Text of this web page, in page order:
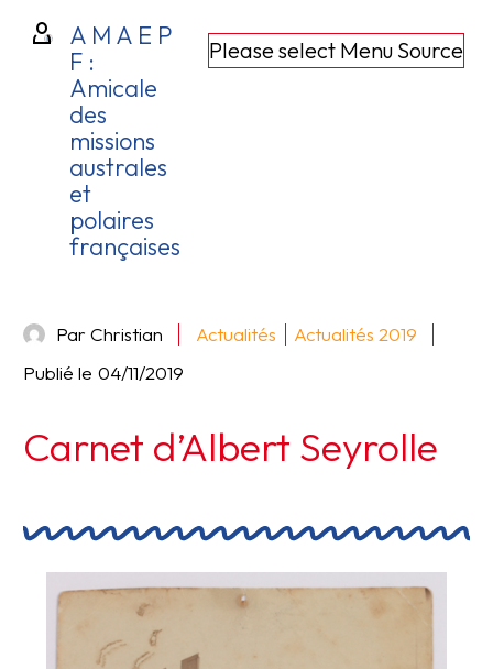
Please select Menu Source
A M A E P
F :
Amicale
des
missions
australes
et
polaires
françaises
Par Christian Actualités
Actualités 2019
Publié le 04/11/2019
Carnet d’Albert Seyrolle